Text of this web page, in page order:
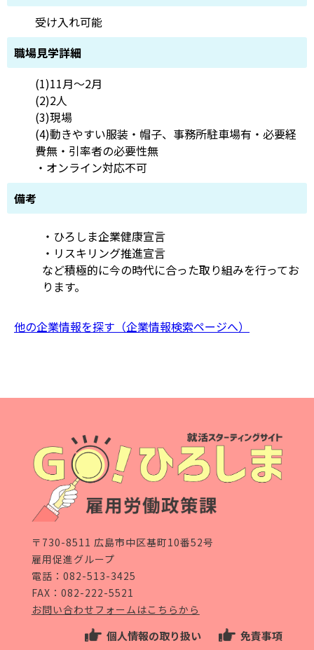
受け入れ可能
職場見学詳細
(1)11月～2月
(2)2人
(3)現場
(4)動きやすい服装・帽子、事務所駐車場有・必要経
費無・引率者の必要性無
・オンライン対応不可
備考
・ひろしま企業健康宣言
・リスキリング推進宣言
など積極的に今の時代に合った取り組みを行ってお
ります。
他の企業情報を探す（企業情報検索ページへ）
〒730-8511 広島市中区基町10番52号
雇用促進グループ
電話： 082-513-3425
FAX：082-222-5521
お問い合わせフォームはこちらから
個人情報の取り扱い 免責事項